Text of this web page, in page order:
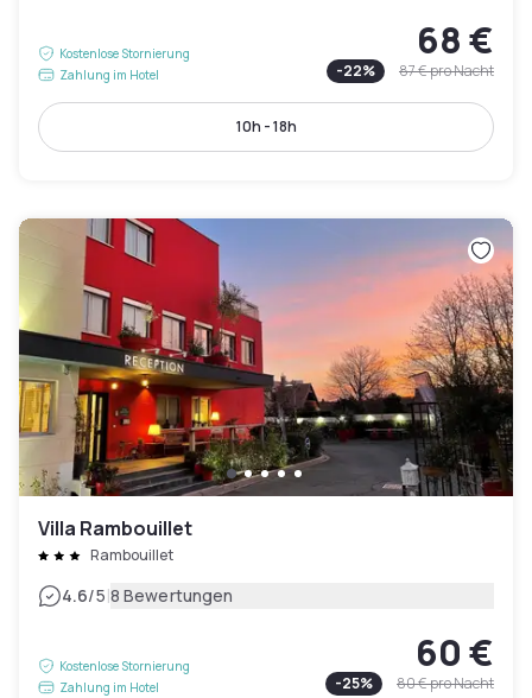
Kostenlose Stornierung
Zahlung im Hotel
68 €
-22% 87 €pro Nacht
10h - 18h
Villa Rambouillet
Rambouillet
4.6/5|8 Bewertungen
Kostenlose Stornierung
Zahlung im Hotel
60 €
-25% 80 €pro Nacht